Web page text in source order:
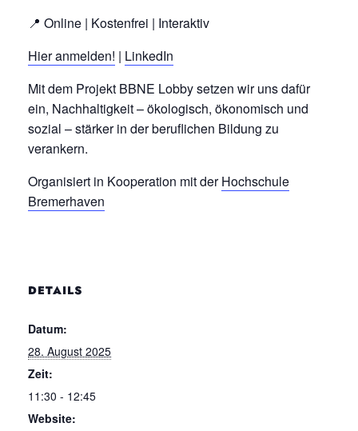
📍 Online | Kostenfrei | Interaktiv
Hier anmelden! | LinkedIn
Mit dem Projekt BBNE Lobby setzen wir uns dafür
ein, Nachhaltigkeit – ökologisch, ökonomisch und
sozial – stärker in der beruflichen Bildung zu
verankern.
Organisiert in Kooperation mit derHochschule
Bremerhaven
DETAILS
Datum:
28. August 2025
Zeit:
11:30 - 12:45
Website: